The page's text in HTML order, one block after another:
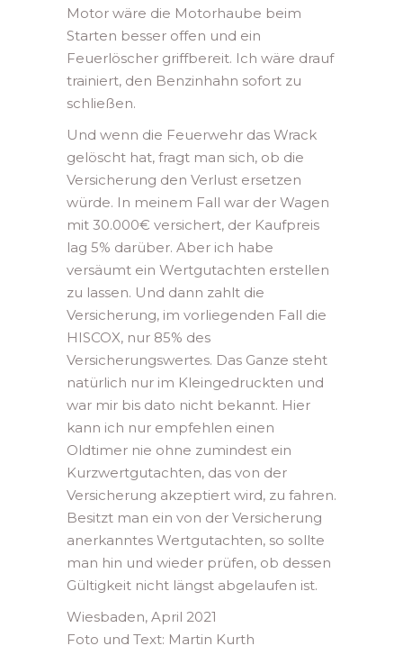
Motor wäre die Motorhaube beim
Starten besser offen und ein
Feuerlöscher griffbereit. Ich wäre drauf
trainiert, den Benzinhahn sofort zu
schließen.
Und wenn die Feuerwehr das Wrack
gelöscht hat, fragt man sich, ob die
Versicherung den Verlust ersetzen
würde. In meinem Fall war der Wagen
mit 30.000€ versichert, der Kaufpreis
lag 5% darüber. Aber ich habe
versäumt ein Wertgutachten erstellen
zu lassen. Und dann zahlt die
Versicherung, im vorliegenden Fall die
HISCOX, nur 85% des
Versicherungswertes. Das Ganze steht
natürlich nur im Kleingedruckten und
war mir bis dato nicht bekannt. Hier
kann ich nur empfehlen einen
Oldtimer nie ohne zumindest ein
Kurzwertgutachten, das von der
Versicherung akzeptiert wird, zu fahren.
Besitzt man ein von der Versicherung
anerkanntes Wertgutachten, so sollte
man hin und wieder prüfen, ob dessen
Gültigkeit nicht längst abgelaufen ist.
Wiesbaden, April 2021
Foto und Text: Martin Kurth